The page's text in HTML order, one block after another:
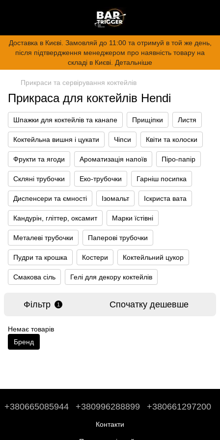
Доставка в Києві. Замовляй до 11:00 та отримуй в той же день,
після підтвердження менеджером про наявність товару на
складі в Києві. Детальніше
Прикраси та сервірування коктейлів
Прикраса для коктейлів Hendi
Шпажки для коктейлів та канапе Прищіпки Листя
Коктейльна вишня і цукати Чіпси Квіти та колоски
Фрукти та ягоди Ароматизація напоїв Піро-папір
Скляні трубочки Еко-трубочки Гарніш посипка
Диспенсери та ємності Ізомальт Іскриста вата
Кандурін, гліттер, оксамит Марки їстівні
Металеві трубочки Паперові трубочки
Пудри та крошка Костери Коктейльний цукор
Смакова сіль Гелі для декору коктейлів
Фільтр 1 Спочатку дешевше
Немає товарів
Бренд
+380665085944 +380996288899 +380661297200
Контакти